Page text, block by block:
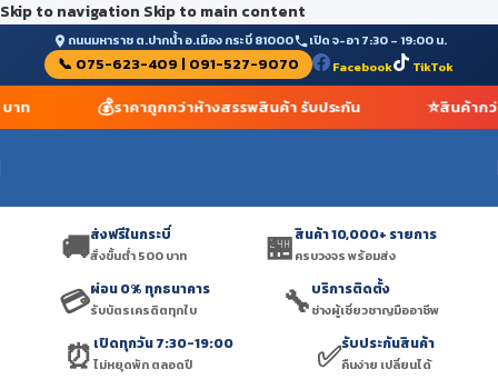
Skip to navigation Skip to main content
ถนนมหาราช ต.ปากน้ำ อ.เมือง กระบี่ 81000 เปิด จ-อา 7:30 – 19:00 น.
📞 075-623-409 | 091-527-9070 Facebook TikTok
าท 💰ราคาถูกกว่าห้างสรรพสินค้า รับประกัน ⭐สินค้ากว่
🚚ส่งฟรีในกระบี่
สั่งขั้นต่ำ 500 บาท 🏪สินค้า 10,000+ รายการ
ครบวงจร พร้อมส่ง
💳ผ่อน 0% ทุกธนาคาร
รับบัตรเครดิตทุกใบ 🔧บริการติดตั้ง
ช่างผู้เชี่ยวชาญมืออาชีพ
⏰ เปิดทุกวัน 7:30-19:00
ไม่หยุดพัก ตลอดปี ✅รับประกันสินค้า
คืนง่าย เปลี่ยนได้